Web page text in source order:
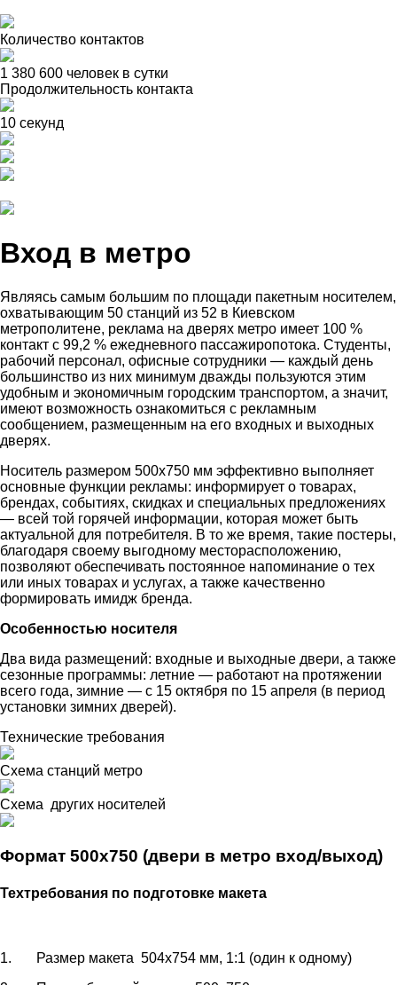
Количество контактов
1 380 600 человек в сутки
Продолжительность контакта
10 секунд
Вход в метро
Являясь самым большим по площади пакетным носителем,
охватывающим 50 станций из 52 в Киевском
метрополитене, реклама на дверях метро имеет 100 %
контакт с 99,2 % ежедневного пассажиропотока. Студенты,
рабочий персонал, офисные сотрудники — каждый день
большинство из них минимум дважды пользуются этим
удобным и экономичным городским транспортом, а значит,
имеют возможность ознакомиться с рекламным
сообщением, размещенным на его входных и выходных
дверях.
Носитель размером 500х750 мм эффективно выполняет
основные функции рекламы: информирует о товарах,
брендах, событиях, скидках и специальных предложениях
— всей той горячей информации, которая может быть
актуальной для потребителя. В то же время, такие постеры,
благодаря своему выгодному месторасположению,
позволяют обеспечивать постоянное напоминание о тех
или иных товарах и услугах, а также качественно
формировать имидж бренда.
Особенностью носителя
Два вида размещений: входные и выходные двери, а также
сезонные программы: летние — работают на протяжении
всего года, зимние — с 15 октября по 15 апреля (в период
установки зимних дверей).
Технические требования
Схема станций метро
Схема других носителей
Формат 500х750 (двери в метро вход/выход)
Техтребования по подготовке макета
1. Размер макета 504х754 мм, 1:1 (один к одному)